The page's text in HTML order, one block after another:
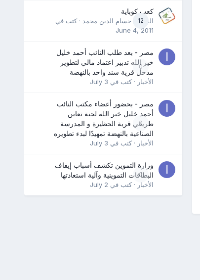
12
كعب كوباية
المدرب حسام الدين محمد · كتب في
June 4, 2011
0
مصر - بعد طلب النائب أحمد خليل
خير الله تدبير اعتماد مالي لتطوير
مدخل قرية سند واحد بالنهضة
الأخبار · كتب في July 3
0
مصر - بحضور أعضاء مكتب النائب
أحمد خليل خير الله لجنة تعاين
طريقي قرية الحظيرة و المدرسة
الصناعية بالنهضة تمهيدًا لبدء تطويره
الأخبار · كتب في July 3
0
وزارة التموين تكشف أسباب إيقاف
البطاقات التموينية وآلية استعادتها
الأخبار · كتب في July 2